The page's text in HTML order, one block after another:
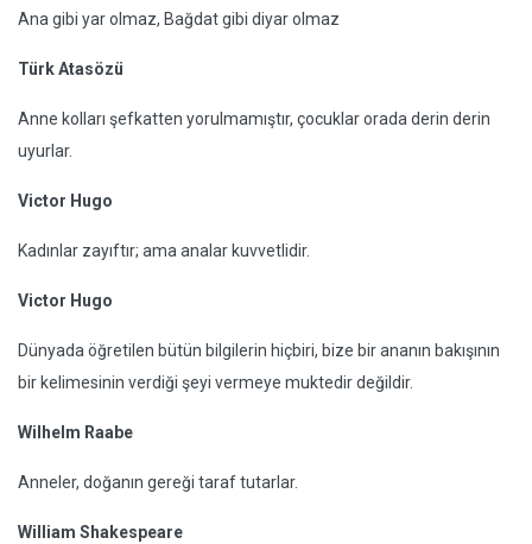
Ana gibi yar olmaz, Bağdat gibi diyar olmaz
Türk Atasözü
Anne kolları şefkatten yorulmamıştır, çocuklar orada derin derin
uyurlar.
Victor Hugo
Kadınlar zayıftır; ama analar kuvvetlidir.
Victor Hugo
Dünyada öğretilen bütün bilgilerin hiçbiri, bize bir ananın bakışının
bir kelimesinin verdiği şeyi vermeye muktedir değildir.
Wilhelm Raabe
Anneler, doğanın gereği taraf tutarlar.
William Shakespeare